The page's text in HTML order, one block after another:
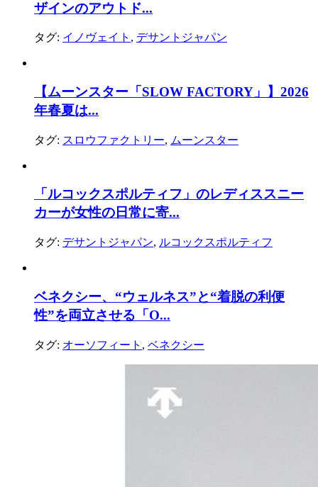
ザインのアウトド...
タグ: イノヴェイト , デサントジャパン
【ムーンスター「SLOW FACTORY」】2026
年春夏は...
タグ: スロウファクトリー, ムーンスター
「ルコックスポルティフ」のレディススニー
カーが女性の日常に寄...
タグ: デサントジャパン, ルコックスポルティフ
ベネクシー、“ウェルネス”と“着脱の利便
性”を両立させる「O...
タグ: オーソフィート , ベネクシー